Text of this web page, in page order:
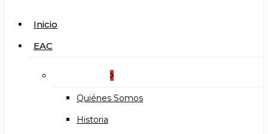
search
Menu
Inicio
EAC
Quiénes Somos
Historia